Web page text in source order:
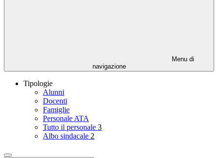
Menu di
navigazione
Tipologie
Alunni
Docenti
Famiglie
Personale ATA
Tutto il personale 3
Albo sindacale 2